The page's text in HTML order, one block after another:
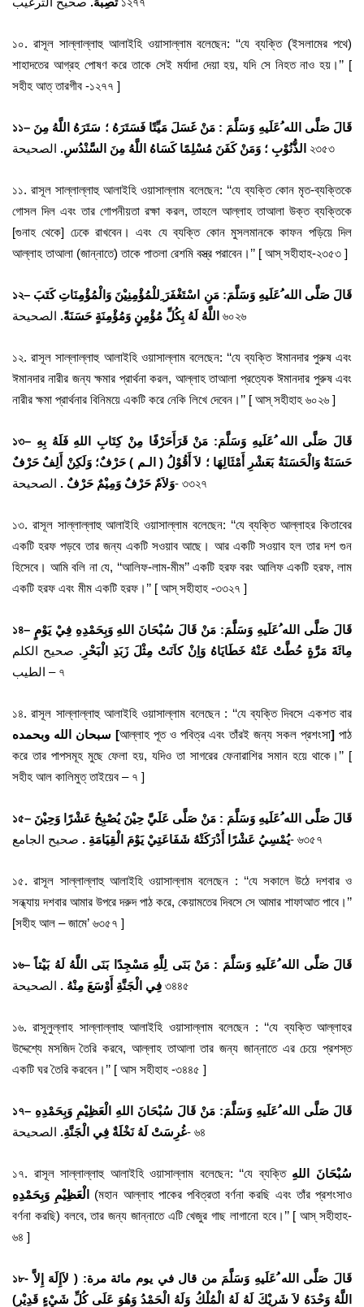
১০. রাসূল সাল্লাল্লাহু আলাইহি ওয়াসাল্লাম বলেছেন: ‘‘যে ব্যক্তি (ইসলামের পথে)
শাহাদতের আগ্রহ পোষণ করে তাকে সেই মর্যাদা দেয়া হয়, যদি সে নিহত নাও হয়।’’ [
সহীহ আত্ তারগীব -১২৭৭ ]
১১–
الذُّنُوْبِ ؛ وَمَنْ كَفَنَ مُسْلِمًا كَسَاهُ اللَّهُ مِنَ السَّنْدُسِ. الصحيحة ২৩৫৩
১১. রাসূল সাল্লাল্লাহু আলাইহি ওয়াসাল্লাম বলেছেন: ‘‘যে ব্যক্তি কোন মৃত-ব্যক্তিকে
গোসল দিল এবং তার গোপনীয়তা রক্ষা করল, তাহলে আল্লাহ তাআলা উক্ত ব্যক্তিকে
[গুনাহ থেকে] ঢেকে রাখবেন। এবং যে ব্যক্তি কোন মুসলমানকে কাফন পড়িয়ে দিল
আল্লাহ তাআলা (জান্নাতে) তাকে পাতলা রেশমি বস্ত্র পরাবেন।’’ [ আস্ সহীহাহ-২৩৫৩ ]
১২– قَالَ صَلَّى الله ُعَلَيهِ وَسَلَّمَ: مَنِ اسْتَغْفَرَ ِللْمُؤْمِنِيْنَ وَالْمُؤْمِنَاتِ كَتَبَ
اللَّهُ لَهُ بِكُلِّ مُؤْمِنٍ وَمُؤْمِنَةٍ حَسَنَةً. الصحيحة ৬০২৬
১২. রাসূল সাল্লাল্লাহু আলাইহি ওয়াসাল্লাম বলেছেন: ‘‘যে ব্যক্তি ঈমানদার পুরুষ এবং
ঈমানদার নারীর জন্য ক্ষমার প্রার্থনা করল, আল্লাহ তাআলা প্রত্যেক ঈমানদার পুরুষ এবং
নারীর ক্ষমা প্রার্থনার বিনিময়ে একটি করে নেকি লিখে দেবেন।’’ [ আস্ সহীহাহ ৬০২৬ ]
১৩–
حَسَنَةٌ وَالْحَسَنَةُ بَعَشْرِ أَمْثَالِهَا ؛ لاَ أَقُوْلُ ( الـم ) حَرْفٌ؛ وَلَكِنْ أَلِفٌ حَرْفٌ
وَلاَمٌ حَرْفٌ وَمِيْمٌ حَرْفٌ .الصحيحة- ৩৩২৭
১৩. রাসূল সাল্লাল্লাহু আলাইহি ওয়াসাল্লাম বলেছেন: ‘‘যে ব্যক্তি আল্লাহর কিতাবের
একটি হরফ পড়বে তার জন্য একটি সওয়াব আছে। আর একটি সওয়াব হল তার দশ গুন
হিসেবে। আমি বলি না যে, ‘‘আলিফ-লাম-মীম’’ একটি হরফ বরং আলিফ একটি হরফ, লাম
একটি হরফ এবং মীম একটি হরফ।’’ [ আস্ সহীহাহ -৩৩২৭ ]
১৪–
مِائَةَ مَرَّةٍ حُطَّتْ عَنْهُ خَطَايَاهُ وَاِنْ كاَنَتْ مِثْلَ زَبَدِ الْبَحْرِ. صحيح الكلم
الطيب – ৭
১৪. রাসূল সাল্লাল্লাহু আলাইহি ওয়াসাল্লাম বলেছেন : ‘‘যে ব্যক্তি দিবসে একশত বার
سبحان الله وبحمده [আল্লাহ পূত ও পবিত্র এবং তাঁরই জন্য সকল প্রশংসা] পাঠ
করে তার পাপসমূহ মুছে ফেলা হয়, যদিও তা সাগরের ফেনারাশির সমান হয়ে থাকে।’’ [
সহীহ আল কালিমুত্ তাইয়েব – ৭ ]
১৫–
يُمْسِيُ عَشْرًا أَدْرَكَتْهُ شَفَاعَتِيْ يَوْمَ الْقِيَامَةِ .صحيح الجامع- ৬৩৫৭
১৫. রাসূল সাল্লাল্লাহু আলাইহি ওয়াসাল্লাম বলেছেন : ‘‘যে সকালে উঠে দশবার ও
সন্ধ্যায় দশবার আমার উপরে দরুদ পাঠ করে, কেয়ামতের দিবসে সে আমার শাফাআত পাবে।’’
[সহীহ আল – জামে’ ৬৩৫৭ ]
১৬–
فِي الْجَنَّةِ أَوْسَعَ مِنْهُ . الصحيحة ৩৪৪৫
১৬. রাসূলুল্লাহ সাল্লাল্লাহু আলাইহি ওয়াসাল্লাম বলেছেন : ‘‘যে ব্যক্তি আল্লাহর
উদ্দেশ্যে মসজিদ তৈরি করবে, আল্লাহ তাআলা তার জন্য জান্নাতে এর চেয়ে প্রশস্ত
একটি ঘর তৈরি করবেন।’’ [ আস সহীহাহ -৩৪৪৫ ]
১৭–
غُرِسَتْ لَهُ نَخْلَةٌ فِي الْجَنَّةِ.الصحيحة- ৬৪
১৭. রাসূল সাল্লাল্লাহু আলাইহি ওয়াসাল্লাম বলেছেন: ‘‘যে ব্যক্তি سُبْحَانَ اللهِ
(মহান আল্লাহ পাকের পবিত্রতা বর্ণনা করছি এবং তাঁর প্রশংসাও
বর্ণনা করছি) বলবে, তার জন্য জান্নাতে এটি খেজুর গাছ লাগানো হবে।’’ [ আস্ সহীহাহ-
৬৪ ]
১৮- قَالَ صَلَّى الله ُعَلَيهِ وَسَلَّمَ من قال في يوم مائة مرة: ( لاَإِلَهَ إِلاَّ
اللَّهُ وَحْدَهُ لاَ شَرِيْكَ لَهُ لَهُ الْمُلْكُ وَلَهُ الْحَمْدُ وَهُوَ عَلَى كُلِّ شَيْءٍ قَدِيْرٍ)